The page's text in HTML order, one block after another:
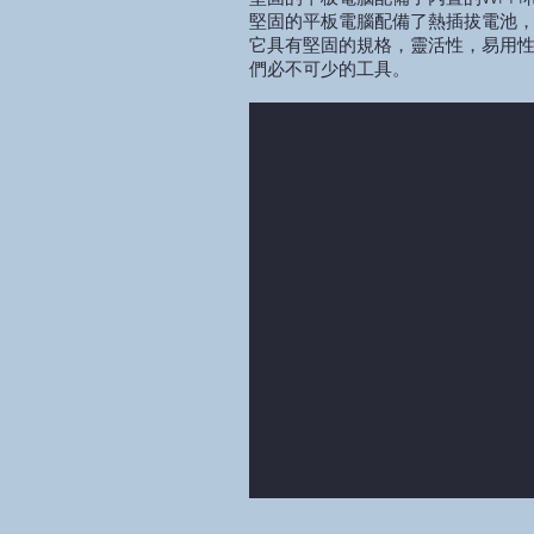
堅固的平板電腦配備了熱插拔電池
它具有堅固的規格，靈活性，易用
們必不可少的工具。